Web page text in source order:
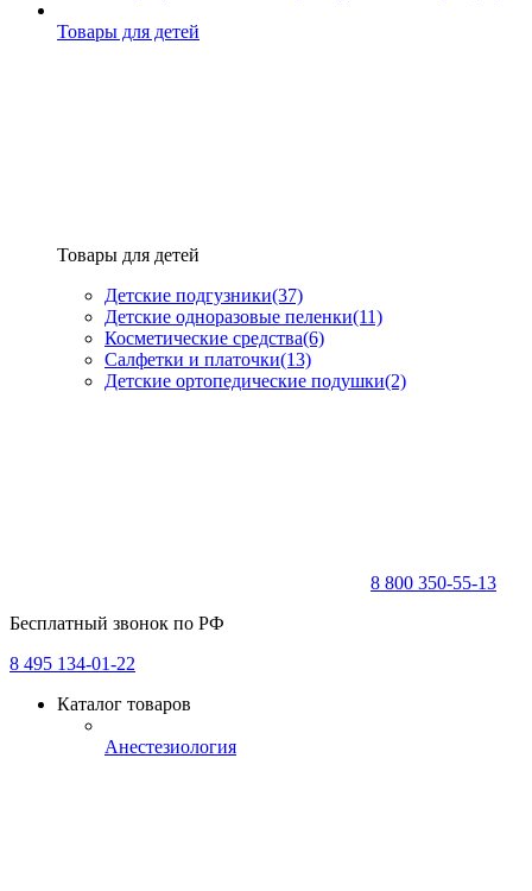
Товары для детей
Товары для детей
Детские подгузники(37)
Детские одноразовые пеленки(11)
Косметические средства(6)
Салфетки и платочки(13)
Детские ортопедические подушки(2)
8 800 350-55-13
Бесплатный звонок по РФ
8 495 134-01-22
Каталог товаров
Анестезиология